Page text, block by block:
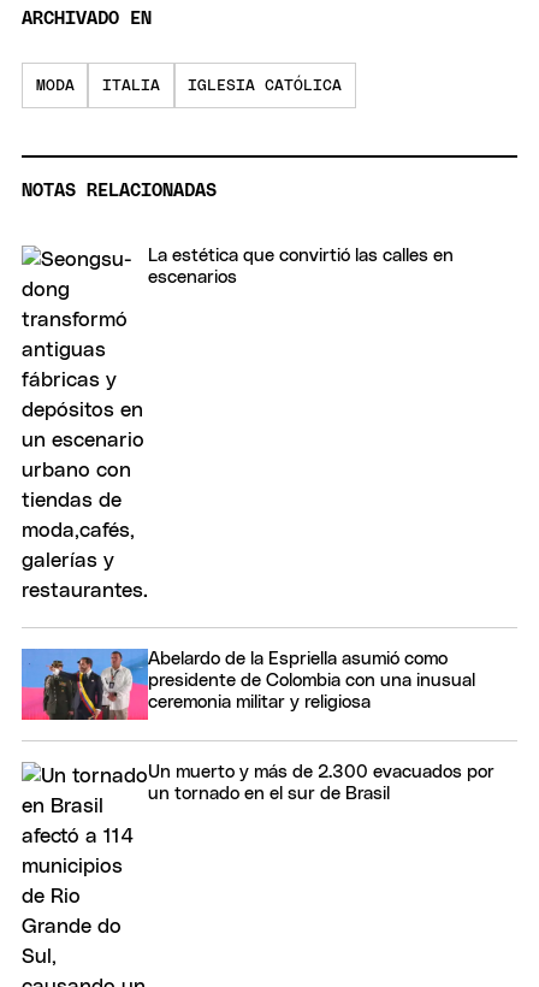
ARCHIVADO EN
MODA ITALIA IGLESIA CATÓLICA
NOTAS RELACIONADAS
La estética que convirtió las calles en
escenarios
Abelardo de la Espriella asumió como
presidente de Colombia con una inusual
ceremonia militar y religiosa
Un muerto y más de 2.300 evacuados por
un tornado en el sur de Brasil